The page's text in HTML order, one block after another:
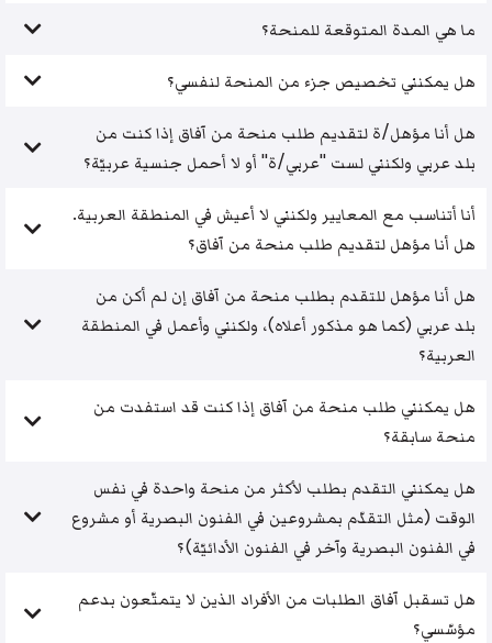
ما هي المدة المتوقعة للمنحة؟
هل يمكنني تخصيص جزء من المنحة لنفسي؟
هل أنا مؤهل/ة لتقديم طلب منحة من آفاق إذا كنت من
بلد عربي ولكنني لست "عربي/ة" أو لا أحمل جنسية عربيّة؟
أنا أتناسب مع المعايير ولكنني لا أعيش في المنطقة العربية.
هل أنا مؤهل لتقديم طلب منحة من آفاق؟
هل أنا مؤهل للتقدم بطلب منحة من آفاق إن لم أكن من
بلد عربي (كما هو مذكور أعلاه)، ولكنني وأعمل في المنطقة
العربية؟
هل يمكنني طلب منحة من آفاق إذا كنت قد استفدت من
منحة سابقة؟
هل يمكنني التقدم بطلب لأكثر من منحة واحدة في نفس
الوقت (مثل التقدّم بمشروعين في الفنون البصرية أو مشروع
في الفنون البصرية وآخر في الفنون الأدائيّة)؟
هل تسقبل آفاق الطلبات من الأفراد الذين لا يتمتّعون بدعم
مؤسّسي؟